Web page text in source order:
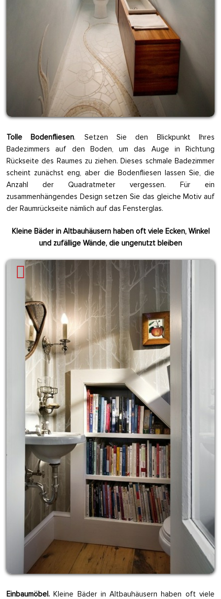
Tolle Bodenfliesen. Setzen Sie den Blickpunkt Ihres
Badezimmers auf den Boden, um das Auge in Richtung
Rückseite des Raumes zu ziehen. Dieses schmale Badezimmer
scheint zunächst eng, aber die Bodenfliesen lassen Sie, die
Anzahl der Quadratmeter vergessen. Für ein
zusammenhängendes Design setzen Sie das gleiche Motiv auf
der Raumrückseite nämlich auf das Fensterglas.
Kleine Bäder in Altbauhäusern haben oft viele Ecken, Winkel
und zufällige Wände, die ungenutzt bleiben
Einbaumöbel.Kleine Bäder in Altbauhäusern haben oft viele